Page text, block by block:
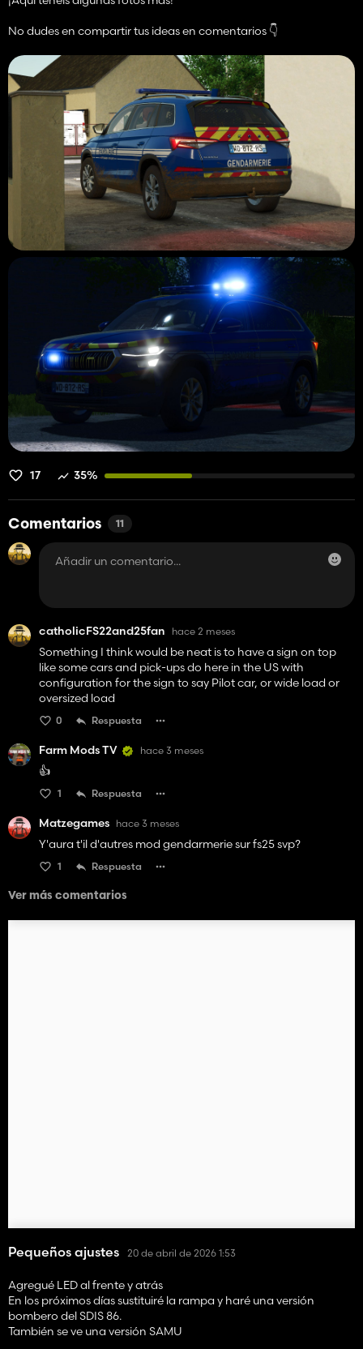
No dudes en compartir tus ideas en comentarios 👇
17 35%
Comentarios 11
catholicFS22and25fan hace 2 meses
Something I think would be neat is to have a sign on top
like some cars and pick-ups do here in the US with
configuration for the sign to say Pilot car, or wide load or
oversized load
0 Respuesta
Farm Mods TV hace 3 meses
👍️
1 Respuesta
Matzegames hace 3 meses
Y'aura t'il d'autres mod gendarmerie sur fs25 svp?
1 Respuesta
Ver más comentarios
Pequeños ajustes 20 de abril de 2026 1:53
Agregué LED al frente y atrás
En los próximos días sustituiré la rampa y haré una versión
bombero del SDIS 86.
También se ve una versión SAMU